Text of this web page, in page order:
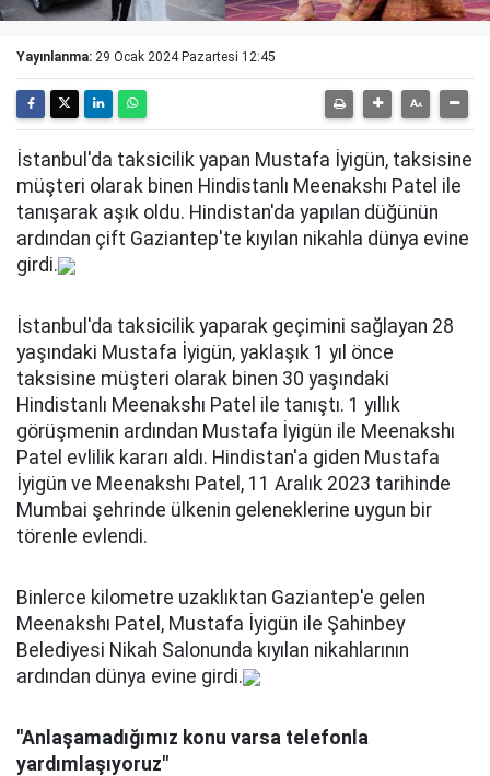
Yayınlanma: 29 Ocak 2024 Pazartesi 12:45
İstanbul'da taksicilik yapan Mustafa İyigün, taksisine
müşteri olarak binen Hindistanlı Meenakshı Patel ile
tanışarak aşık oldu. Hindistan'da yapılan düğünün
ardından çift Gaziantep'te kıyılan nikahla dünya evine
girdi.
İstanbul'da taksicilik yaparak geçimini sağlayan 28
yaşındaki Mustafa İyigün, yaklaşık 1 yıl önce
taksisine müşteri olarak binen 30 yaşındaki
Hindistanlı Meenakshı Patel ile tanıştı. 1 yıllık
görüşmenin ardından Mustafa İyigün ile Meenakshı
Patel evlilik kararı aldı. Hindistan'a giden Mustafa
İyigün ve Meenakshı Patel, 11 Aralık 2023 tarihinde
Mumbai şehrinde ülkenin geleneklerine uygun bir
törenle evlendi.
Binlerce kilometre uzaklıktan Gaziantep'e gelen
Meenakshı Patel, Mustafa İyigün ile Şahinbey
Belediyesi Nikah Salonunda kıyılan nikahlarının
ardından dünya evine girdi.
"Anlaşamadığımız konu varsa telefonla
yardımlaşıyoruz"